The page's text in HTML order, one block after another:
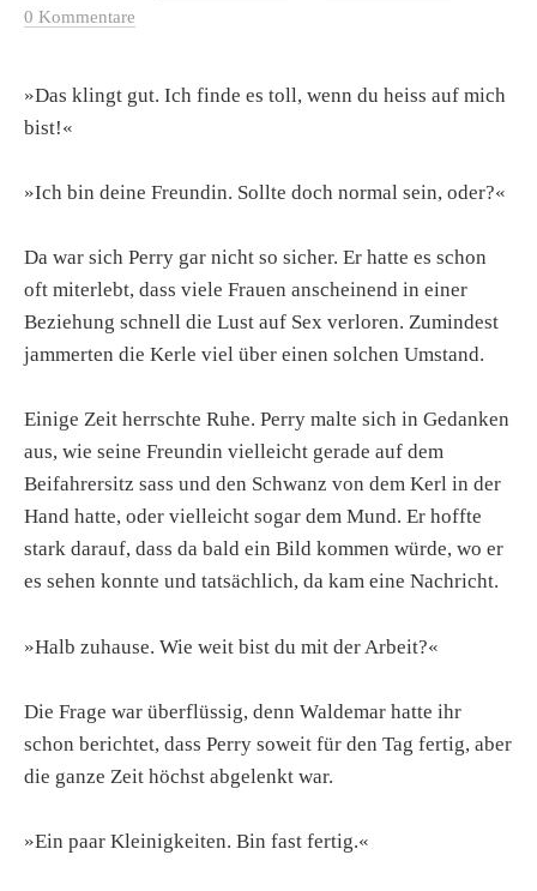
0 Kommentare
»Das klingt gut. Ich finde es toll, wenn du heiss auf mich
bist!«
»Ich bin deine Freundin. Sollte doch normal sein, oder?«
Da war sich Perry gar nicht so sicher. Er hatte es schon
oft miterlebt, dass viele Frauen anscheinend in einer
Beziehung schnell die Lust auf Sex verloren. Zumindest
jammerten die Kerle viel über einen solchen Umstand.
Einige Zeit herrschte Ruhe. Perry malte sich in Gedanken
aus, wie seine Freundin vielleicht gerade auf dem
Beifahrersitz sass und den Schwanz von dem Kerl in der
Hand hatte, oder vielleicht sogar dem Mund. Er hoffte
stark darauf, dass da bald ein Bild kommen würde, wo er
es sehen konnte und tatsächlich, da kam eine Nachricht.
»Halb zuhause. Wie weit bist du mit der Arbeit?«
Die Frage war überflüssig, denn Waldemar hatte ihr
schon berichtet, dass Perry soweit für den Tag fertig, aber
die ganze Zeit höchst abgelenkt war.
»Ein paar Kleinigkeiten. Bin fast fertig.«